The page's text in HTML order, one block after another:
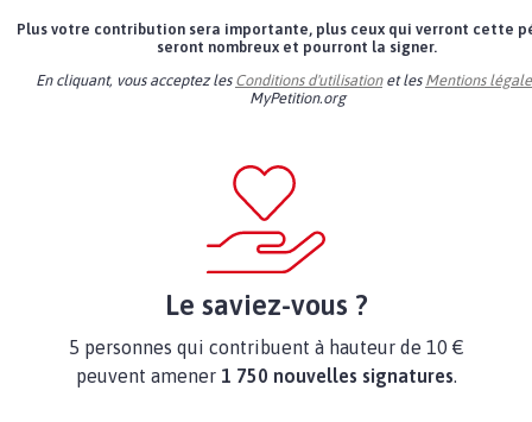
Plus votre contribution sera importante, plus ceux qui verront cette
seront nombreux et pourront la signer.
En cliquant, vous acceptez les Conditions d'utilisationet les Mentions
MyPetition.org
Le saviez-vous ?
5 personnes qui contribuent à hauteur de 10 €
peuvent amener 1 750 nouvelles signatures.